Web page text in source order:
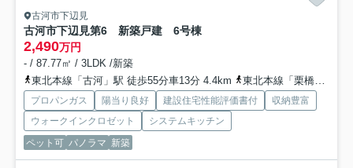
古河市下辺見
古河市下辺見第6 新築戸建 6号棟
2,490万円
- / 87.77㎡ / 3LDK /新築
東北本線「古河」駅 徒歩55分車13分 4.4km
東北本線「栗橋」駅 徒歩79分車16分 6.3km
プロパンガス 陽当り良好 建設住宅性能評価書付
収納豊富
ウォークインクロゼット
システムキッチン
ペット可 パノラマ 新築